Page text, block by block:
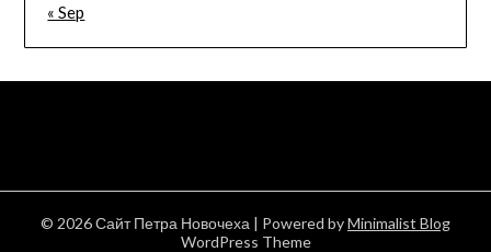
« Sep
© 2026 Сайт Петра Новочеха | Powered byMinimalist Blog
WordPress Theme